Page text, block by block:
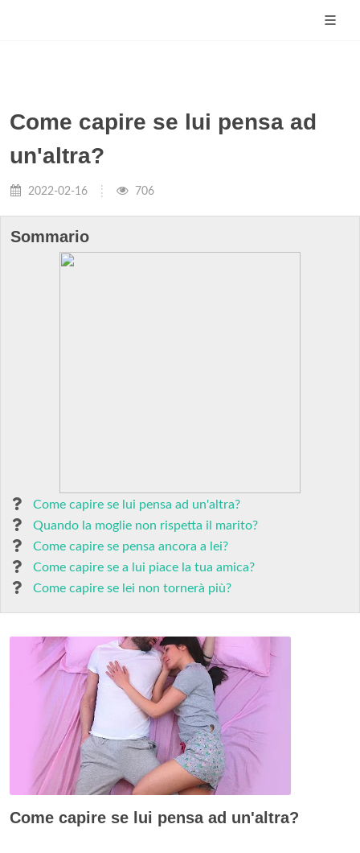
Come capire se lui pensa ad
un'altra?
2022-02-16 706
Sommario
Come capire se lui pensa ad un'altra?
Quando la moglie non rispetta il marito?
Come capire se pensa ancora a lei?
Come capire se a lui piace la tua amica?
Come capire se lei non tornerà più?
Come capire se lui pensa ad un'altra?